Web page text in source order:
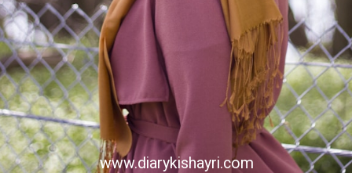
www.diarykishayri.com